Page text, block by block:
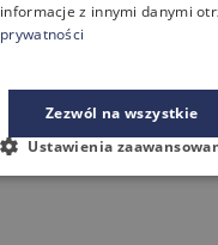
informacje z innymi danymi
prywatności
Zezwól na wszystkie
Ustawienia